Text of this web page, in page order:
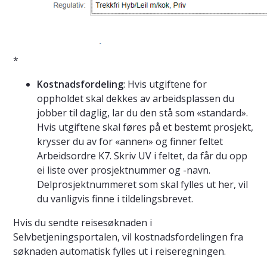
*
Kostnadsfordeling: Hvis utgiftene for
oppholdet skal dekkes av arbeidsplassen du
jobber til daglig, lar du den stå som «standard».
Hvis utgiftene skal føres på et bestemt prosjekt,
krysser du av for «annen» og finner feltet
Arbeidsordre K7. Skriv UV i feltet, da får du opp
ei liste over prosjektnummer og -navn.
Delprosjektnummeret som skal fylles ut her, vil
du vanligvis finne i tildelingsbrevet.
Hvis du sendte reisesøknaden i
Selvbetjeningsportalen, vil kostnadsfordelingen fra
søknaden automatisk fylles ut i reiseregningen.